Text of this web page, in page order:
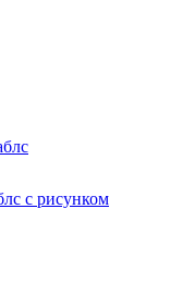
с рисунком